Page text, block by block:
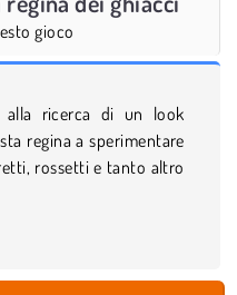
gioco
ricerca di un look
regina a sperimentare
rossetti e tanto altro